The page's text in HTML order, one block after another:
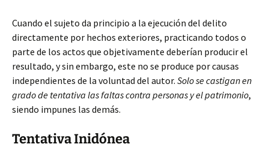
Cuando el sujeto da principio a la ejecución del delito
directamente por hechos exteriores, practicando todos o
parte de los actos que objetivamente deberían producir el
resultado, y sin embargo, este no se produce por causas
independientes de la voluntad del autor. Solo se castigan en
grado de tentativa las faltas contra personas y el patrimonio,
siendo impunes las demás.
Tentativa Inidónea